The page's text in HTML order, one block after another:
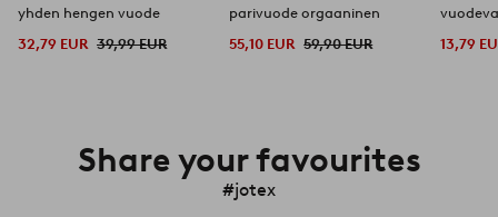
yhden hengen vuode
32,79 EUR 39,99 EUR
parivuode orgaaninen
55,10 EUR 59,90 EUR
13,79
Share your favourites
#jotex